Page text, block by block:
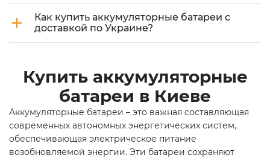
+
Как купить аккумуляторные батареи с
доставкой по Украине?
Купить аккумуляторные
батареи в Киеве
Аккумуляторные батареи – это важная составляющая
современных автономных энергетических систем,
обеспечивающая электрическое питание
возобновляемой энергии. Эти батареи сохраняют